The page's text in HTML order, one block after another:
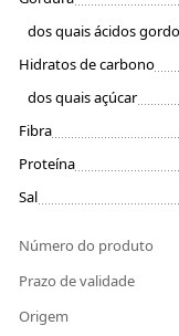
dos quais ácidos
Hidratos de carbono
dos quais açúcar
Fibra
Proteína
Sal
Número do produto
Prazo de validade
Origem